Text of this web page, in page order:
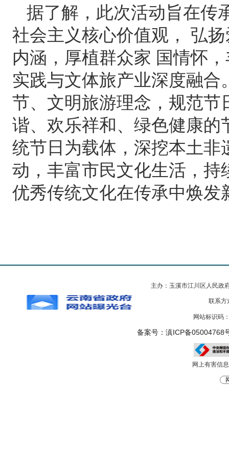
据了解，此次活动旨在传
社会主义核心价值观， 弘
内涵，厚植群众家 国情怀
实践与文体旅产业深度融
节、文明旅游理念，规范
谐、欢乐祥和、绿色健康
统节日为载体，深挖本土
动，丰富市民文化生活，
优秀传统文化在传承中焕发
主办：玉溪市江川区人民
联系方
网站标识码
备案号：滇ICP备05004768
网上有害信